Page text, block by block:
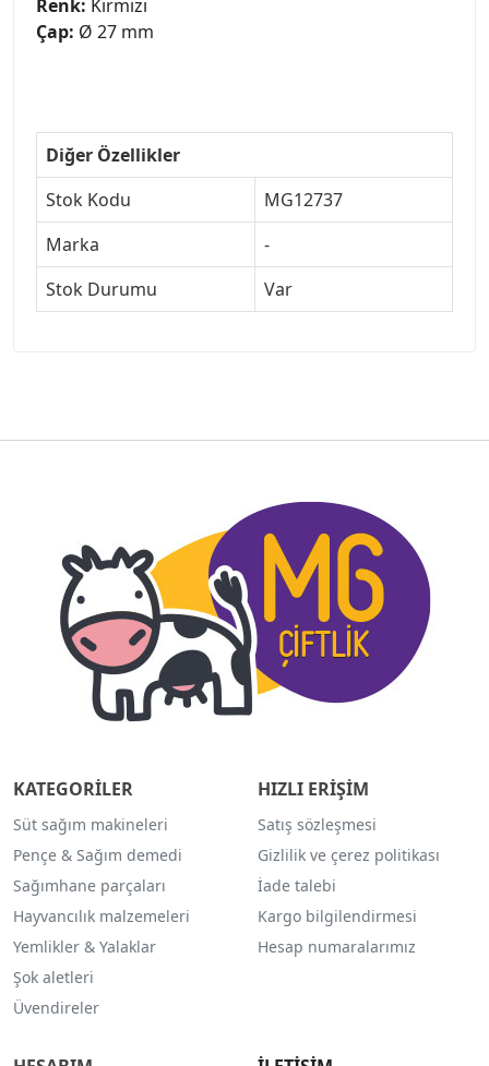
Renk: Kırmızı
Çap: Ø 27 mm
Diğer Özellikler
Stok Kodu
MG12737
Marka
-
Stok Durumu
Var
KATEGORİLER
Süt sağım makineleri
Pençe & Sağım demedi
Sağımhane parçaları
Hayvancılık malzemeleri
Yemlikler & Yalaklar
Şok aletleri
Üvendireler
HIZLI ERİŞİM
Satış sözleşmesi
Gizlilik ve çerez politikası
İade talebi
Kargo bilgilendirmesi
Hesap numaralarımız